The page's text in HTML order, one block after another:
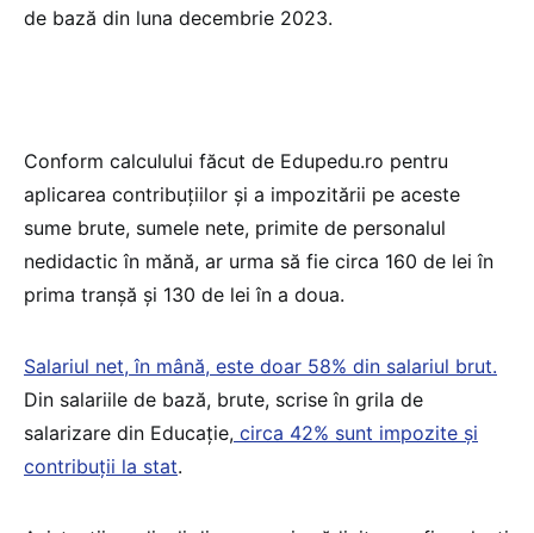
de bază din luna decembrie 2023.
Conform calculului făcut de Edupedu.ro pentru
aplicarea contribuțiilor și a impozitării pe aceste
sume brute, sumele nete, primite de personalul
nedidactic în mănă, ar urma să fie circa 160 de lei în
prima tranșă și 130 de lei în a doua.
Salariul net, în mână, este doar 58% din salariul brut.
Din salariile de bază, brute, scrise în grila de
salarizare din Educație, circa 42% sunt impozite și
contribuții la stat.